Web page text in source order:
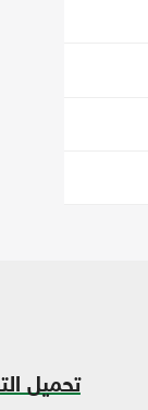
تحميل